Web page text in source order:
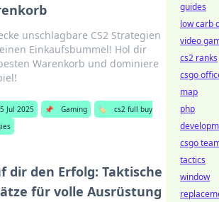
unschlagbare CS2 Strategien
Einkaufsbummel! Hol dir
Warenkorb und dominiere
Jul 2025 📌 Gaming 🏷️
cs2 full buy
dir den Erfolg: Taktische
für volle Ausrüstung
guides
low carb
video
cs2 ranks
csgo
map
php
csgo
tactics
window